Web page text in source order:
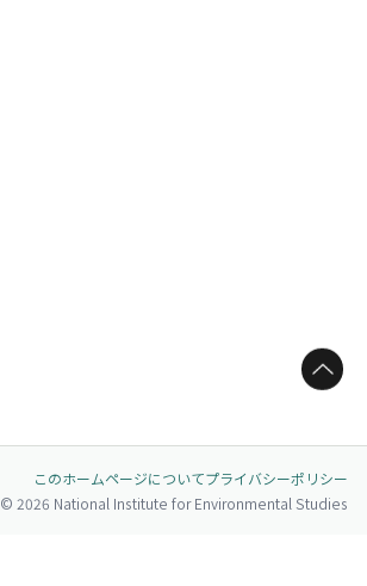
ページトップへ
このホームページについてプライバシーポリシー
© 2026 National Institute for Environmental Studies